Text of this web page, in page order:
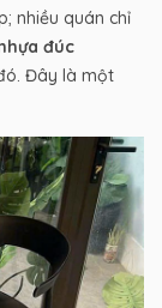
nhiều quán chỉ
đúc
Đây là một